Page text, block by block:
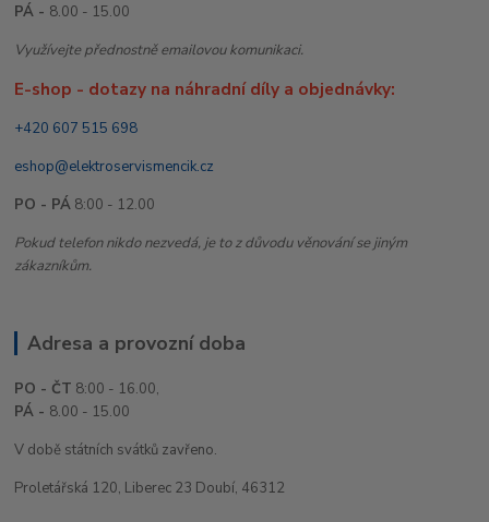
PÁ - 8.00 - 15.00
Využívejte přednostně emailovou komunikaci.
E-shop - dotazy na náhradní díly a objednávky:
+420 607 515 698
eshop@elektroservismencik.cz
PO - PÁ 8:00 - 12.00
Pokud telefon nikdo nezvedá, je to z důvodu věnování se jiným
zákazníkům.
Adresa a provozní doba
PO - ČT 8:00 - 16.00,
PÁ - 8.00 - 15.00
V době státních svátků zavřeno.
Proletářská 120, Liberec 23 Doubí, 46312